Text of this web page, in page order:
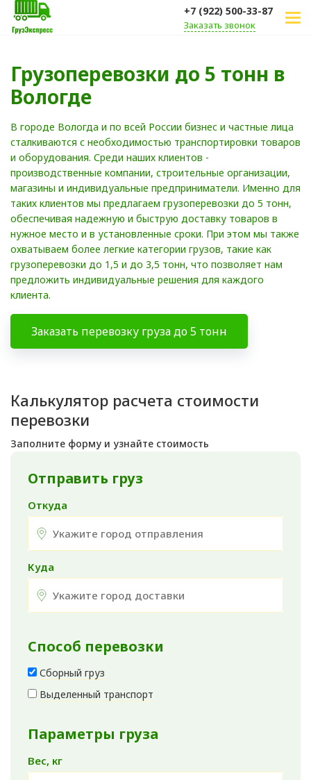
+7 (922) 500-33-87
Заказать звонок
Грузоперевозки до 5 тонн в
Вологде
В городе Вологда и по всей России бизнес и частные лица
сталкиваются с необходимостью транспортировки товаров
и оборудования. Среди наших клиентов -
производственные компании, строительные организации,
магазины и индивидуальные предприниматели. Именно для
таких клиентов мы предлагаем грузоперевозки до 5 тонн,
обеспечивая надежную и быструю доставку товаров в
нужное место и в установленные сроки. При этом мы также
охватываем более легкие категории грузов, такие как
грузоперевозки до 1,5 и до 3,5 тонн, что позволяет нам
предложить индивидуальные решения для каждого
клиента.
Заказать перевозку груза до 5 тонн
Калькулятор расчета стоимости
перевозки
Заполните форму и узнайте стоимость
Отправить груз
Откуда
Куда
Способ перевозки
Сборный груз
Выделенный транспорт
Параметры груза
Вес, кг